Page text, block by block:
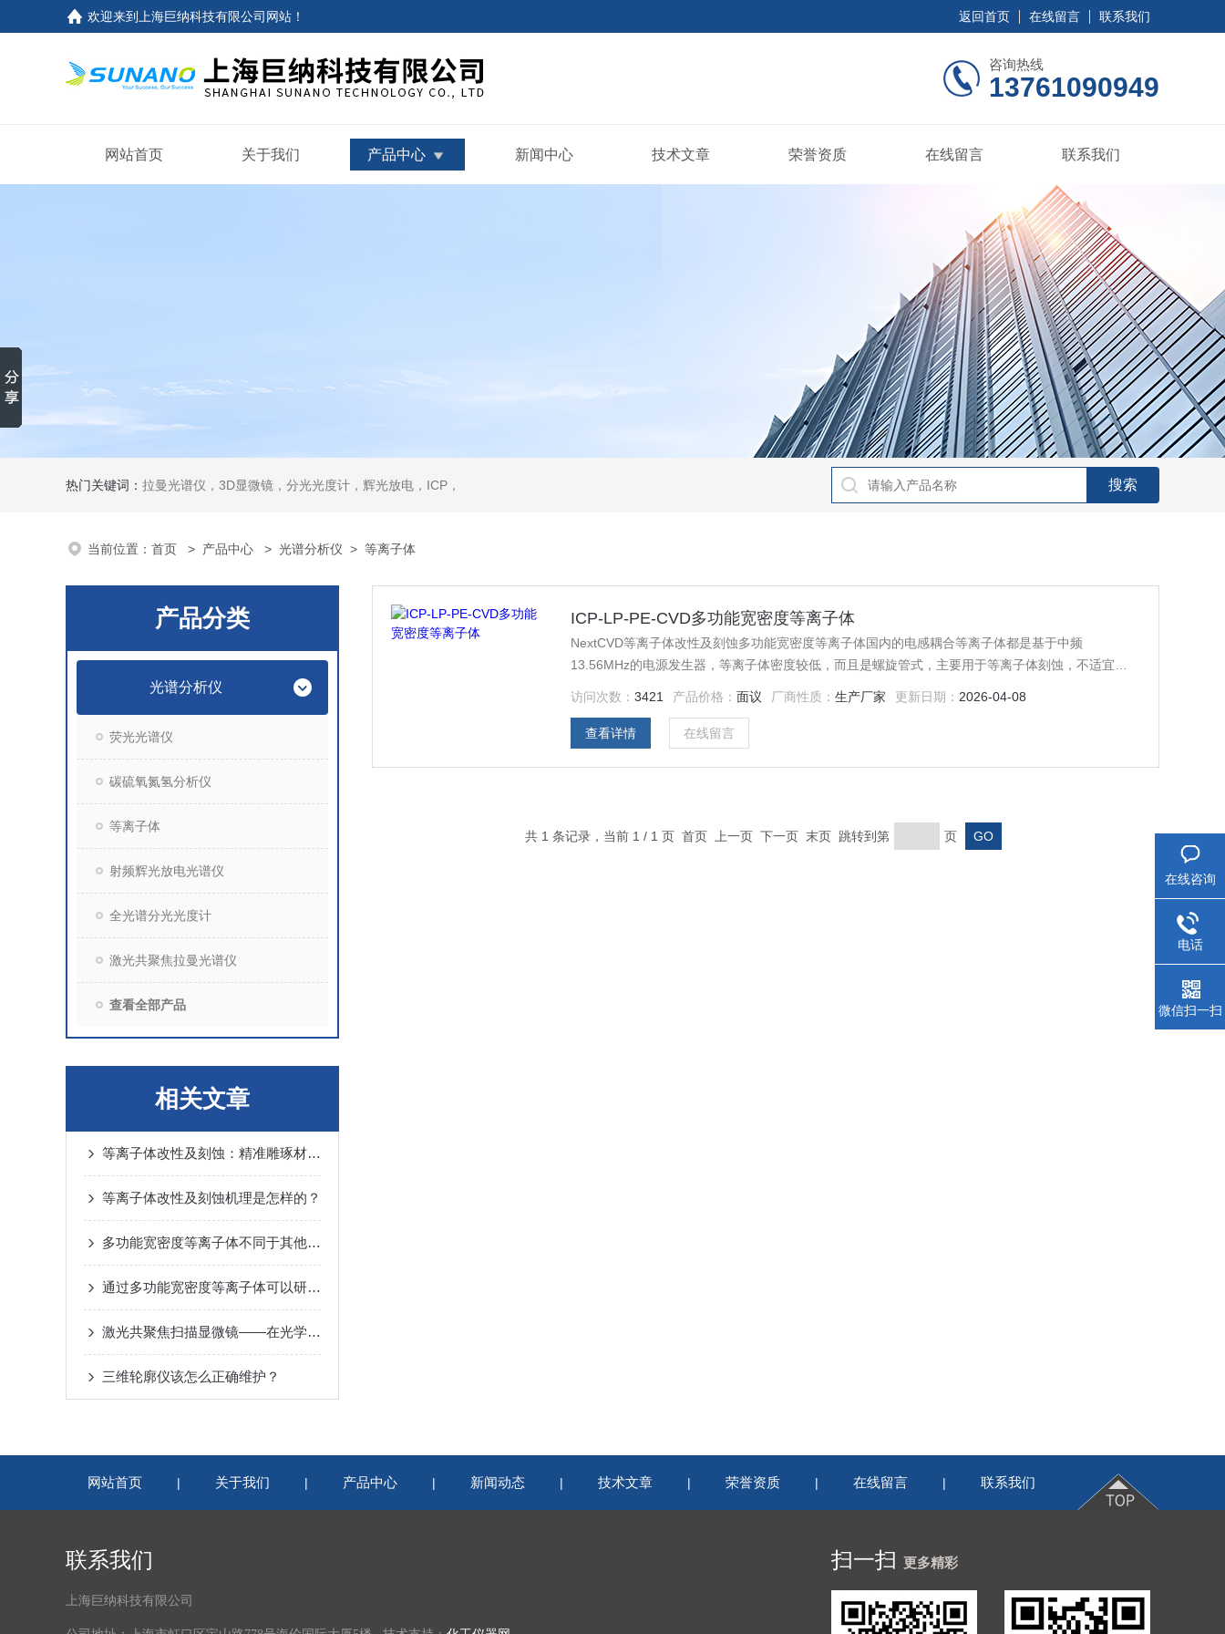
欢迎来到 上海巨纳科技有限公司网站 ！ 返回首页 在线留言 联系我们
咨询热线
13761090949
网站首页 关于我们 产品中心 新闻中心 技术文章 荣誉资质 在线留言 联系我们
热门关键词： 拉曼光谱仪，3D显微镜，分光光度计，辉光放电，ICP，
当前位置： 首页 > 产品中心 > 光谱分析仪 > 等离子体
产品分类
光谱分析仪
荧光光谱仪
碳硫氧氮氢分析仪
等离子体
射频辉光放电光谱仪
全光谱分光光度计
激光共聚焦拉曼光谱仪
查看全部产品
相关文章
等离子体改性及刻蚀：精准雕琢材料世界
等离子体改性及刻蚀机理是怎样的？
多功能宽密度等离子体不同于其他物质的第四态
通过多功能宽密度等离子体可以研究离子与材料间的作用
激光共聚焦扫描显微镜——在光学切片中重构三维生命图景
三维轮廓仪该怎么正确维护？
ICP-LP-PE-CVD多功能宽密度等离子体
NextCVD等离子体改性及刻蚀多功能宽密度等离子体国内的电感耦合等离子体都是基于中频
13.56MHz的电源发生器，等离子体密度较低，而且是螺旋管式，主要用于等离子体刻蚀，不适宜用
访问次数：3421 产品价格：面议 厂商性质：生产厂家 更新日期： 2026-04-08
查看详情 在线留言
共 1 条记录，当前 1 / 1 页 首页 上一页 下一页 末页 跳转到第 页
网站首页 | 关于我们 | 产品中心 | 新闻动态 | 技术文章 | 荣誉资质 | 在线留言 | 联系我们
联系我们
上海巨纳科技有限公司
扫一扫 更多精彩
在线咨询
电话
微信扫一扫